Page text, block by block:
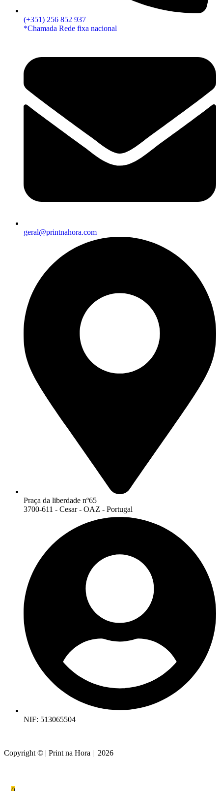
(+351) 256 852 937
*Chamada Rede fixa nacional
geral@printnahora.com
Praça da liberdade nº65
3700-611 - Cesar - OAZ - Portugal
NIF: 513065504
Copyright © | Print na Hora | 2026